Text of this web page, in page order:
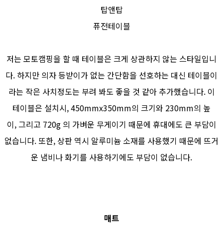
탑앤탑
퓨전테이블
저는 모토캠핑을 할 때 테이블은 크게 상관하지 않는 스타일입니
다. 하지만 의자 등받이가 없는 간단함을 선호하는 대신 테이블이
라는 작은 사치정도는 부려 봐도 좋을 것 같아 추가했습니다. 이
테이블은 설치시, 450mmx350mm의 크기와 230mm의 높
이, 그리고 720g 의 가벼운 무게이기 때문에 휴대에도 큰 부담이
없습니다. 또한, 상판 역시 알루미늄 소재를 사용했기 때문에 뜨거
운 냄비나 화기를 사용하기에도 부담이 없습니다.
매트